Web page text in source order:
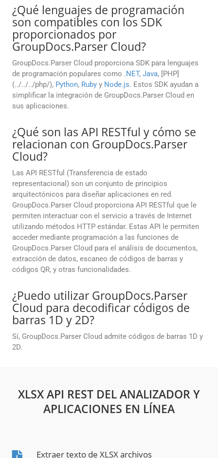
¿Qué lenguajes de programación
son compatibles con los SDK
proporcionados por
GroupDocs.Parser Cloud?
GroupDocs.Parser Cloud proporciona SDK para lenguajes
de programación populares como .NET, Java, [PHP]
(../../../php/), Python, Ruby y Node.js. Estos SDK ayudan a
simplificar la integración de GroupDocs.Parser Cloud en
sus aplicaciones.
¿Qué son las API RESTful y cómo se
relacionan con GroupDocs.Parser
Cloud?
Las API RESTful (Transferencia de estado
representacional) son un conjunto de principios
arquitectónicos para diseñar aplicaciones en red.
GroupDocs.Parser Cloud proporciona API RESTful que le
permiten interactuar con el servicio a través de Internet
utilizando métodos HTTP estándar. Estas API le permiten
acceder mediante programación a las funciones de
GroupDocs.Parser Cloud para el análisis de documentos,
extracción de datos, escaneo de códigos de barras y
códigos QR, y otras funcionalidades.
¿Puedo utilizar GroupDocs.Parser
Cloud para decodificar códigos de
barras 1D y 2D?
Sí, GroupDocs.Parser Cloud admite códigos de barras 1D y
2D.
XLSX API REST DEL ANALIZADOR Y
APLICACIONES EN LÍNEA
Extraer texto de XLSX archivos